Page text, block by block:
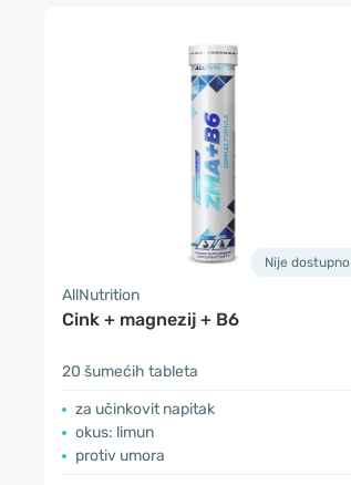
Nije dostupno
AllNutrition
Cink + magnezij + B6
20 šumećih tableta
za učinkovit napitak
okus: limun
protiv umora